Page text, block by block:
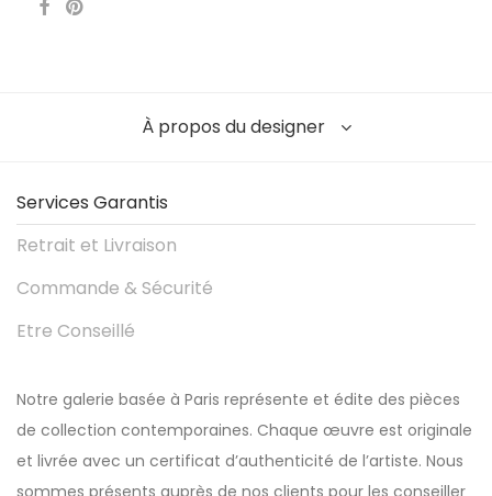
À propos du designer
Services Garantis
Retrait et Livraison
Commande & Sécurité
Etre Conseillé
Notre galerie basée à Paris représente et édite des pièces
de collection contemporaines. Chaque œuvre est originale
et livrée avec un certificat d’authenticité de l’artiste. Nous
sommes présents auprès de nos clients pour les conseiller